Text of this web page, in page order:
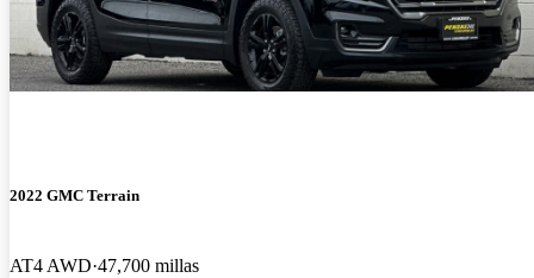
2022 GMC Terrain
AT4 AWD 47,700 millas